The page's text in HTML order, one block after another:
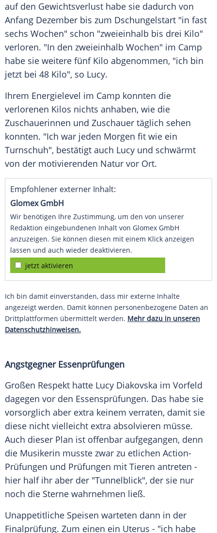
auf den Gewichtsverlust habe sie dadurch von
Anfang Dezember bis zum Dschungelstart "in fast
sechs Wochen" schon "zweieinhalb bis drei Kilo"
verloren. "In den zweieinhalb Wochen" im Camp
habe sie weitere fünf Kilo abgenommen, "ich bin
jetzt bei 48 Kilo", so Lucy.
Ihrem Energielevel im Camp konnten die
verlorenen Kilos nichts anhaben, wie die
Zuschauerinnen und Zuschauer täglich sehen
konnten. "Ich war jeden Morgen fit wie ein
Turnschuh", bestätigt auch Lucy und schwärmt
von der motivierenden Natur vor Ort.
Empfohlener externer Inhalt:
Glomex GmbH
Wir benötigen Ihre Zustimmung, um den von unserer
Redaktion eingebundenen Inhalt von Glomex GmbH
anzuzeigen. Sie können diesen mit einem Klick anzeigen
lassen und auch wieder deaktivieren.
jetzt aktivieren
Ich bin damit einverstanden, dass mir externe Inhalte
angezeigt werden. Damit können personenbezogene Daten an
Drittplattformen übermittelt werden. Mehr dazu in unseren
Datenschutzhinweisen.
Angstgegner Essenprüfungen
Großen Respekt hatte Lucy Diakovska im Vorfeld
dagegen vor den Essensprüfungen. Das habe sie
vorsorglich aber extra keinem verraten, damit sie
diese nicht vielleicht extra absolvieren müsse.
Auch dieser Plan ist offenbar aufgegangen, denn
die Musikerin musste zwar zu etlichen Action-
Prüfungen und Prüfungen mit Tieren antreten -
hier half ihr aber der "Tunnelblick", der sie nur
noch die Sterne wahrnehmen ließ.
Unappetitliche Speisen warteten dann in der
Finalprüfung. Zum einen ein Uterus - "ich habe